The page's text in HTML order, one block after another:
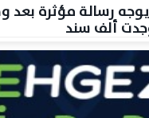
رسالة مؤثرة بعد
ألف سند